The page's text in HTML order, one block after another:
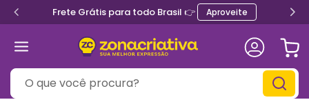
Frete Grátis para todo Brasil 👉 Aproveite
O que você procura?